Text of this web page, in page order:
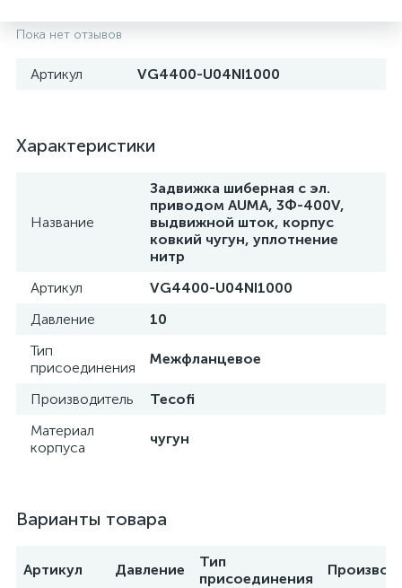
Пока нет отзывов
Артикул VG4400-U04NI1000
Характеристики
Название
Задвижка шиберная с эл.
приводом AUMA, 3Ф-400V,
выдвижной шток, корпус
ковкий чугун, уплотнение
нитр
Артикул
VG4400-U04NI1000
Давление
10
Тип
присоединения
Межфланцевое
Производитель
Tecofi
Материал
корпуса
чугун
Варианты товара
Артикул Давление
Тип
присоединения